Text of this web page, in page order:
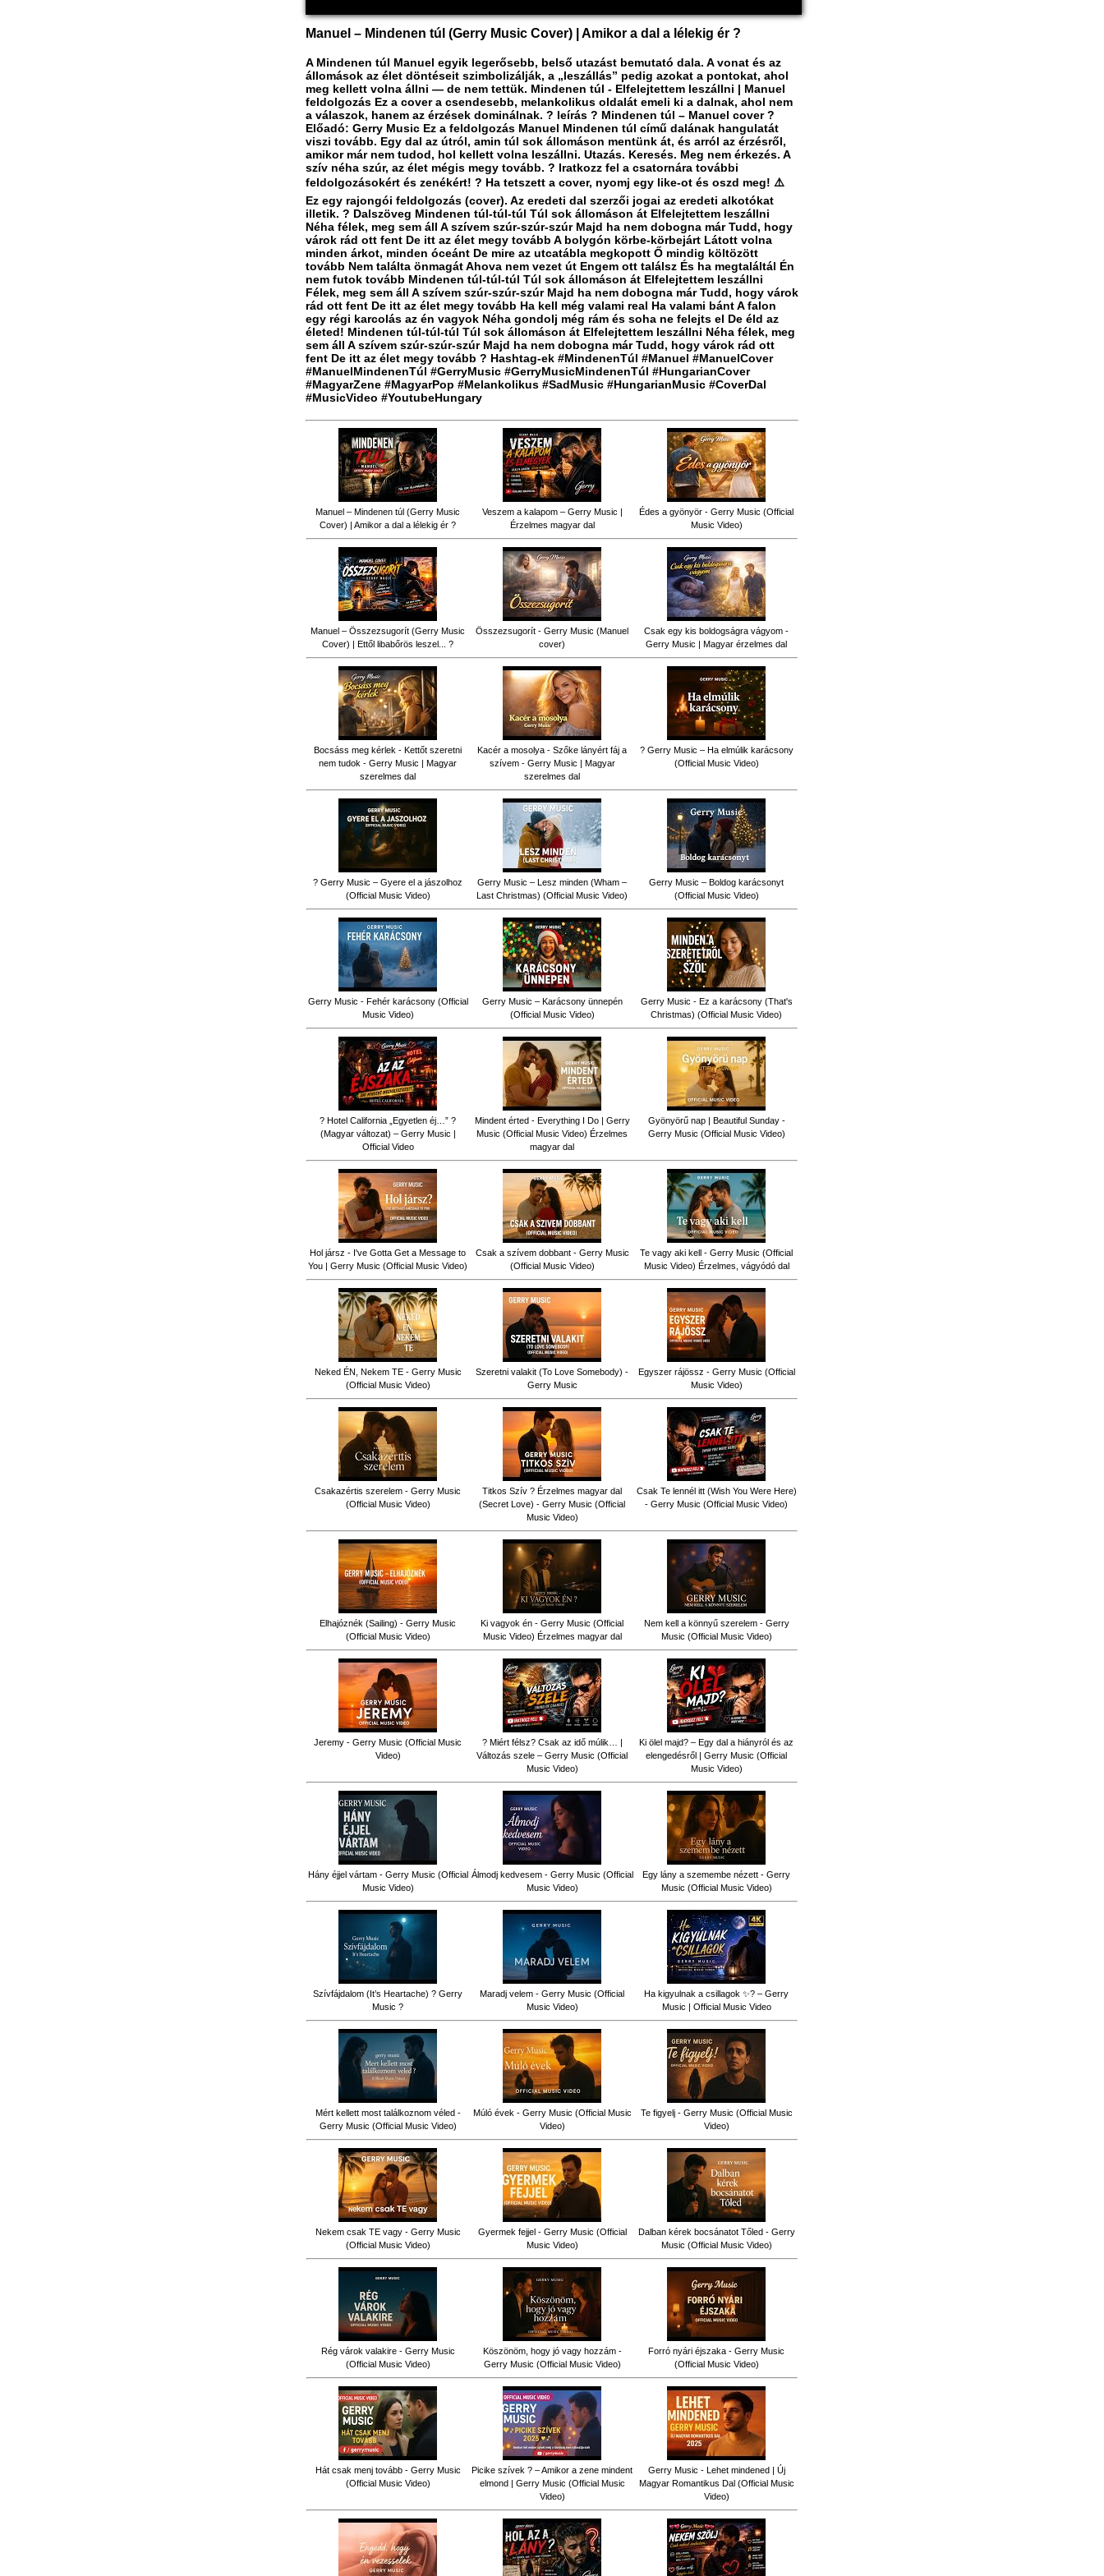
Manuel – Mindenen túl (Gerry Music Cover) | Amikor a dal a lélekig ér ?
A Mindenen túl Manuel egyik legerősebb, belső utazást bemutató dala. A vonat és az
állomások az élet döntéseit szimbolizálják, a „leszállás” pedig azokat a pontokat, ahol
meg kellett volna állni — de nem tettük. Mindenen túl - Elfelejtettem leszállni | Manuel
feldolgozás Ez a cover a csendesebb, melankolikus oldalát emeli ki a dalnak, ahol nem
a válaszok, hanem az érzések dominálnak. ? leírás ? Mindenen túl – Manuel cover ?
Előadó: Gerry Music Ez a feldolgozás Manuel Mindenen túl című dalának hangulatát
viszi tovább. Egy dal az útról, amin túl sok állomáson mentünk át, és arról az érzésről,
amikor már nem tudod, hol kellett volna leszállni. Utazás. Keresés. Meg nem érkezés. A
szív néha szúr, az élet mégis megy tovább. ? Iratkozz fel a csatornára további
feldolgozásokért és zenékért! ? Ha tetszett a cover, nyomj egy like-ot és oszd meg! ⚠️
Ez egy rajongói feldolgozás (cover). Az eredeti dal szerzői jogai az eredeti alkotókat
illetik. ? Dalszöveg Mindenen túl-túl-túl Túl sok állomáson át Elfelejtettem leszállni
Néha félek, meg sem áll A szívem szúr-szúr-szúr Majd ha nem dobogna már Tudd, hogy
várok rád ott fent De itt az élet megy tovább A bolygón körbe-körbejárt Látott volna
minden árkot, minden óceánt De mire az utcatábla megkopott Ő mindig költözött
tovább Nem találta önmagát Ahova nem vezet út Engem ott találsz És ha megtaláltál Én
nem futok tovább Mindenen túl-túl-túl Túl sok állomáson át Elfelejtettem leszállni
Félek, meg sem áll A szívem szúr-szúr-szúr Majd ha nem dobogna már Tudd, hogy várok
rád ott fent De itt az élet megy tovább Ha kell még valami real Ha valami bánt A falon
egy régi karcolás az én vagyok Néha gondolj még rám és soha ne felejts el De éld az
életed! Mindenen túl-túl-túl Túl sok állomáson át Elfelejtettem leszállni Néha félek, meg
sem áll A szívem szúr-szúr-szúr Majd ha nem dobogna már Tudd, hogy várok rád ott
fent De itt az élet megy tovább ? Hashtag-ek #MindenenTúl #Manuel #ManuelCover
#ManuelMindenenTúl #GerryMusic #GerryMusicMindenenTúl #HungarianCover
#MagyarZene #MagyarPop #Melankolikus #SadMusic #HungarianMusic #CoverDal
#MusicVideo #YoutubeHungary
Manuel – Mindenen túl (Gerry Music
Cover) | Amikor a dal a lélekig ér ?
Veszem a kalapom – Gerry Music |
Érzelmes magyar dal
Édes a gyönyör - Gerry Music (Official
Music Video)
Manuel – Összezsugorít (Gerry Music
Cover) | Ettől libabőrös leszel... ?
Összezsugorít - Gerry Music (Manuel
cover)
Csak egy kis boldogságra vágyom -
Gerry Music | Magyar érzelmes dal
Bocsáss meg kérlek - Kettőt szeretni
nem tudok - Gerry Music | Magyar
szerelmes dal
Kacér a mosolya - Szőke lányért fáj a
szívem - Gerry Music | Magyar
szerelmes dal
? Gerry Music – Ha elmúlik karácsony
(Official Music Video)
? Gerry Music – Gyere el a jászolhoz
(Official Music Video)
Gerry Music – Lesz minden (Wham –
Last Christmas) (Official Music Video)
Gerry Music – Boldog karácsonyt
(Official Music Video)
Gerry Music - Fehér karácsony (Official
Music Video)
Gerry Music – Karácsony ünnepén
(Official Music Video)
Gerry Music - Ez a karácsony (That's
Christmas) (Official Music Video)
? Hotel California „Egyetlen éj…” ?
(Magyar változat) – Gerry Music |
Official Video
Mindent érted - Everything I Do | Gerry
Music (Official Music Video) Érzelmes
magyar dal
Gyönyörű nap | Beautiful Sunday -
Gerry Music (Official Music Video)
Hol jársz - I've Gotta Get a Message to
You | Gerry Music (Official Music Video)
Csak a szívem dobbant - Gerry Music
(Official Music Video)
Te vagy aki kell - Gerry Music (Official
Music Video) Érzelmes, vágyódó dal
Neked ÉN, Nekem TE - Gerry Music
(Official Music Video)
Szeretni valakit (To Love Somebody) -
Gerry Music
Egyszer rájössz - Gerry Music (Official
Music Video)
Csakazértis szerelem - Gerry Music
(Official Music Video)
Titkos Szív ? Érzelmes magyar dal
(Secret Love) - Gerry Music (Official
Music Video)
Csak Te lennél itt (Wish You Were Here)
- Gerry Music (Official Music Video)
Elhajóznék (Sailing) - Gerry Music
(Official Music Video)
Ki vagyok én - Gerry Music (Official
Music Video) Érzelmes magyar dal
Nem kell a könnyű szerelem - Gerry
Music (Official Music Video)
Jeremy - Gerry Music (Official Music
Video)
? Miért félsz? Csak az idő múlik… |
Változás szele – Gerry Music (Official
Music Video)
Ki ölel majd? – Egy dal a hiányról és az
elengedésről | Gerry Music (Official
Music Video)
Hány éjjel vártam - Gerry Music (Official
Music Video)
Álmodj kedvesem - Gerry Music (Official
Music Video)
Egy lány a szemembe nézett - Gerry
Music (Official Music Video)
Szívfájdalom (It’s Heartache) ? Gerry
Music ?
Maradj velem - Gerry Music (Official
Music Video)
Ha kigyulnak a csillagok ✨? – Gerry
Music | Official Music Video
Mért kellett most találkoznom véled -
Gerry Music (Official Music Video)
Múló évek - Gerry Music (Official Music
Video)
Te figyelj - Gerry Music (Official Music
Video)
Nekem csak TE vagy - Gerry Music
(Official Music Video)
Gyermek fejjel - Gerry Music (Official
Music Video)
Dalban kérek bocsánatot Tőled - Gerry
Music (Official Music Video)
Rég várok valakire - Gerry Music
(Official Music Video)
Köszönöm, hogy jó vagy hozzám -
Gerry Music (Official Music Video)
Forró nyári éjszaka - Gerry Music
(Official Music Video)
Hát csak menj tovább - Gerry Music
(Official Music Video)
Picike szívek ? – Amikor a zene mindent
elmond | Gerry Music (Official Music
Video)
Gerry Music - Lehet mindened | Új
Magyar Romantikus Dal (Official Music
Video)